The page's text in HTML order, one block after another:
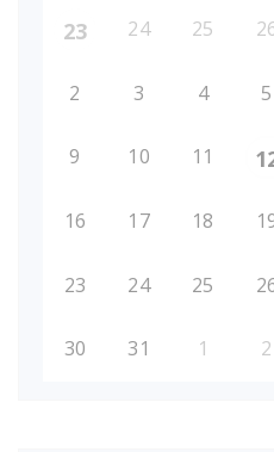
23 24 25
2 3 4 5
9 10 11
16 17 18
23 24 25
30 31 1 2